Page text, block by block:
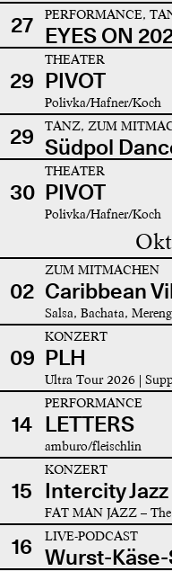
27 PERFORMANCE,
EYES ON
29
THEATER
PIVOT
Polivka/Hafner/Koch
29 TANZ, ZUM
Südpol
30
THEATER
PIVOT
Polivka/Hafner/Koch
02
ZUM MITMACHEN
Caribbean
Salsa, Bachata,
09
KONZERT
PLH
Ultra Tour 2026 |
14
PERFORMANCE
LETTERS
amburo/fleischlin
15
KONZERT
Intercity
FAT MAN JAZZ –
16 LIVE-PODCAST
Wurst-